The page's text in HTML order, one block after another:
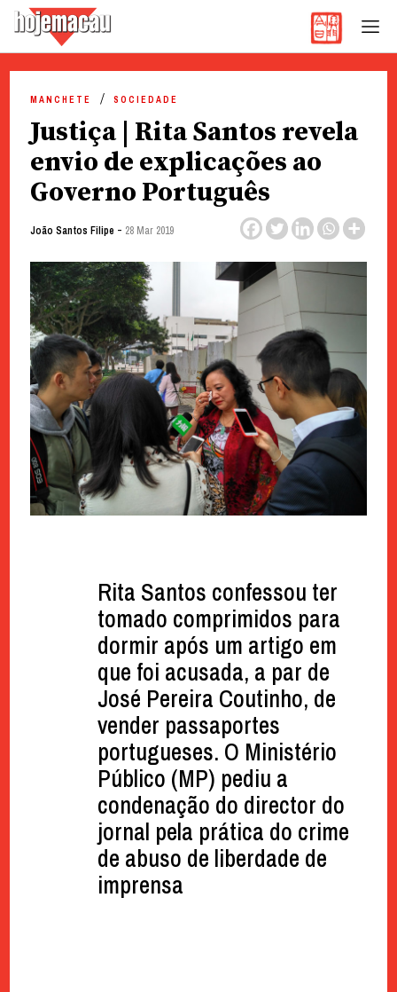
content
MANCHETE SOCIEDADE
Justiça | Rita Santos revela
envio de explicações ao
Governo Português
João Santos Filipe - 28 Mar 2019
Rita Santos confessou ter
tomado comprimidos para
dormir após um artigo em
que foi acusada, a par de
José Pereira Coutinho, de
vender passaportes
portugueses. O Ministério
Público (MP) pediu a
condenação do director do
jornal pela prática do crime
de abuso de liberdade de
imprensa